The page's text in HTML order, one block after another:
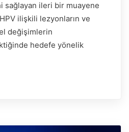
sağlayan ileri bir muayene
ilişkili lezyonların ve
değişimlerin
hedefe yönelik